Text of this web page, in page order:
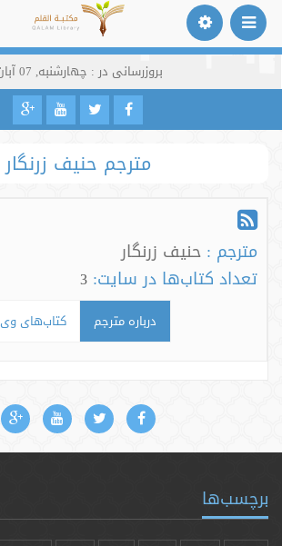
بروزرسانی در : چهارشنبه, 07 آبان 1399
مترجم حنیف زرنگار
مترجم : حنیف زرنگار
تعداد کتاب‌ها در سایت: 3
درباره مترجم کتاب‌های وی
برچسب‌ها